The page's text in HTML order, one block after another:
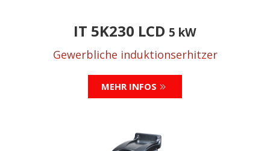
IT 5K230 LCD 5 kW
Gewerbliche induktionserhitzer
MEHR INFOS